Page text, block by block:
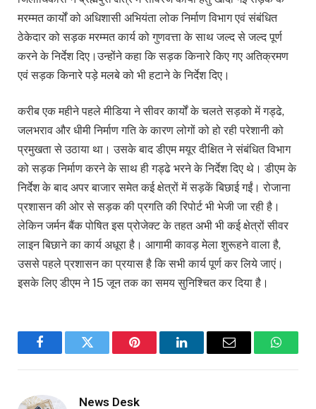
मरम्मत कार्यों को अधिशासी अभियंता लोक निर्माण विभाग एवं संबंधित
ठेकेदार को सड़क मरम्मत कार्य को गुणवत्ता के साथ जल्द से जल्द पूर्ण
करने के निर्देश दिए।उन्होंने कहा कि सड़क किनारे किए गए अतिक्रमण
एवं सड़क किनारे पड़े मलबे को भी हटाने के निर्देश दिए।
करीब एक महीने पहले मीडिया ने सीवर कार्यों के चलते सड़को में गड्ढे,
जलभराव और धीमी निर्माण गति के कारण लोगों को हो रही परेशानी को
प्रमुखता से उठाया था। उसके बाद डीएम मयूर दीक्षित ने संबंधित विभाग
को सड़क निर्माण करने के साथ ही गड्ढे भरने के निर्देश दिए थे। डीएम के
निर्देश के बाद अपर बाजार समेत कई क्षेत्रों में सड़कें बिछाई गईं। रोजाना
प्रशासन की ओर से सड़क की प्रगति की रिपोर्ट भी भेजी जा रही है।
लेकिन जर्मन बैंक पोषित इस प्रोजेक्ट के तहत अभी भी कई क्षेत्रों सीवर
लाइन बिछाने का कार्य अधूरा है। आगामी कावड़ मेला शुरूहने वाला है,
उससे पहले प्रशासन का प्रयास है कि सभी कार्य पूर्ण कर लिये जाएं।
इसके लिए डीएम ने 15 जून तक का समय सुनिश्चित कर दिया है।
FacebookTwitter Pinterest LinkedInEmail
News Desk